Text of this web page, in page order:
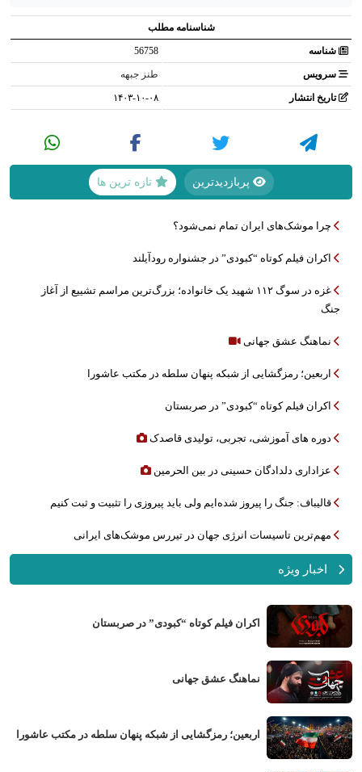
شناسنامه مطلب
شناسه 56758
سرویس طنز جبهه
تاریخ انتشار ۱۴۰۳-۱۰-۰۸
پربازدیدترین تازه ترین ها
چرا موشک‌های ایران تمام نمی‌شود؟
اکران فیلم کوتاه “کبودی” در جشنواره رودآیلند
غزه در سوگ ۱۱۲ شهید یک خانواده؛ بزرگ‌ترین مراسم تشییع از آغاز
جنگ
نماهنگ عشق جهانی
اربعین؛ رمزگشایی از شبکه پنهان سلطه در مکتب عاشورا
اکران فیلم کوتاه “کبودی” در صربستان
دوره های آموزشی، تجربی، تولیدی قاصدک
عزاداری دلدادگان حسینی در بین الحرمین
قالیباف: جنگ را پیروز شده‌ایم ولی باید پیروزی را تثبیت و ثبت کنیم
مهم‌ترین تاسیسات انرژی جهان در تیررس موشک‌های ایرانی
اخبار ویژه
اکران فیلم کوتاه “کبودی” در صربستان
نماهنگ عشق جهانی
اربعین؛ رمزگشایی از شبکه پنهان سلطه در مکتب عاشورا